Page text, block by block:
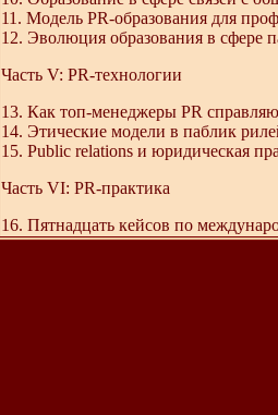
11. Модель PR-образования для
12. Эволюция образования в сфере
Часть V: PR-технологии
13. Как топ-менеджеры PR
14. Этические модели в паблик
15. Public relations и юридическая
Часть VI: PR-практика
16. Пятнадцать кейсов по